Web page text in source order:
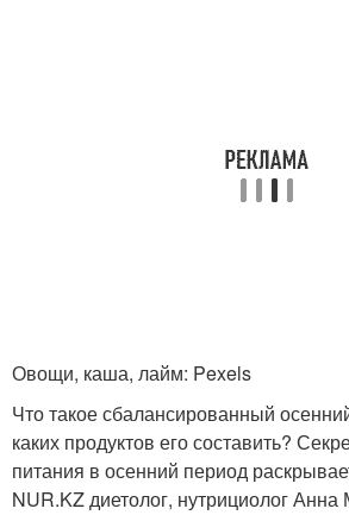
Овощи, каша, лайм: Pexels
Что такое сбалансированный
каких продуктов его составить?
питания в осенний период
NUR.KZ диетолог, нутрициолог